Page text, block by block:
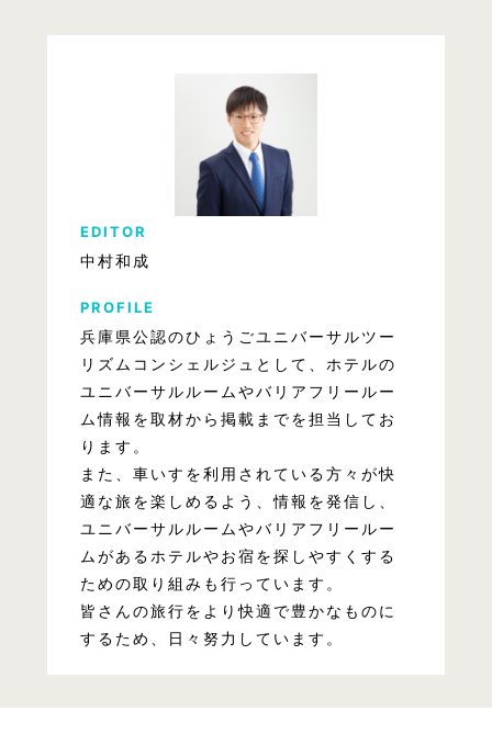
EDITOR
中村和成
PROFILE
兵庫県公認のひょうごユニバーサルツー
リズムコンシェルジュとして、ホテルの
ユニバーサルルームやバリアフリールー
ム情報を取材から掲載までを担当してお
ります。
また、車いすを利用されている方々が快
適な旅を楽しめるよう、情報を発信し、
ユニバーサルルームやバリアフリールー
ムがあるホテルやお宿を探しやすくする
ための取り組みも行っています。
皆さんの旅行をより快適で豊かなものに
するため、日々努力しています。